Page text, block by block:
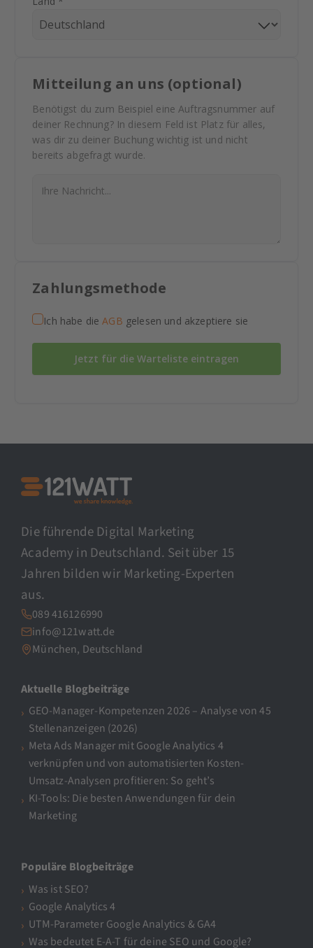
Mitteilung an uns (optional)
Benötigst du zum Beispiel eine Auftragsnummer auf
deiner Rechnung? In diesem Feld ist Platz für alles,
was dir zu deiner Buchung wichtig ist und nicht
bereits abgefragt wurde.
Zahlungsmethode
Ich habe dieAGB gelesen und akzeptiere sie
Jetzt für die Warteliste eintragen
Die führende Digital Marketing
Academy in Deutschland. Seit über 15
Jahren bilden wir Marketing-Experten
aus.
089 416126990
info@121watt.de
München, Deutschland
Aktuelle Blogbeiträge
GEO-Manager-Kompetenzen 2026 – Analyse von 45
Stellenanzeigen (2026)
Meta Ads Manager mit Google Analytics 4
verknüpfen und von automatisierten Kosten-
Umsatz-Analysen profitieren: So geht’s
KI-Tools: Die besten Anwendungen für dein
Marketing
Populäre Blogbeiträge
Was ist SEO?
Google Analytics 4
UTM-Parameter Google Analytics & GA4
Was bedeutet E-A-T für deine SEO und Google?